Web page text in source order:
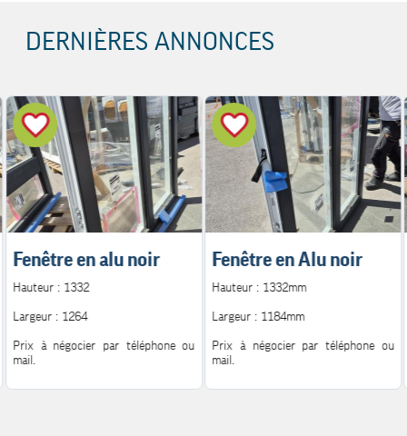
DERNIÈRES ANNONCES
Fenêtre en alu noir
Hauteur : 1332
Largeur : 1264
Prix à négocier par téléphone ou
mail.
Pour plus d'information.
Fenêtre en Alu noir
Hauteur : 1332mm
Largeur : 1184mm
Prix à négocier par téléphone ou
mail.
Pour plus d'information.